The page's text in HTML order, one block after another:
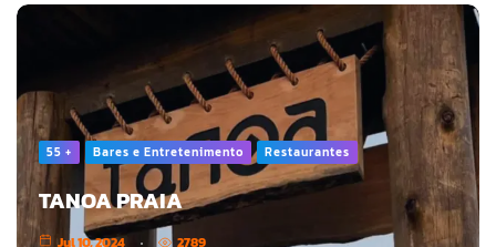
55 + Bares e Entretenimento Restaurantes
TANOA PRAIA
Jul 10, 2024 2789